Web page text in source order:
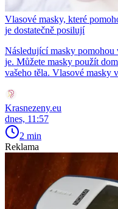
Vlasové masky, které
je dostatečně posilují
Následující masky pomohou
je. Můžete masky použít
vašeho těla. Vlasové masky
Krasnezeny.eu
dnes, 11:57
2 min
Reklama